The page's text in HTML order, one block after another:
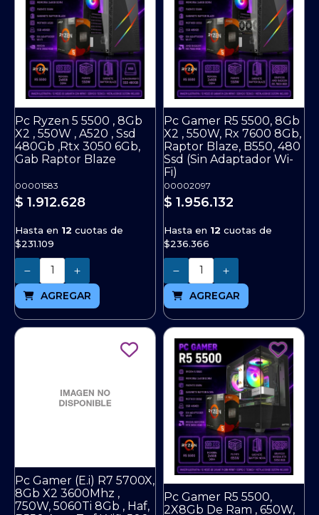
Pc Ryzen 5 5500 , 8Gb
X2 , 550W , A520 , Ssd
480Gb ,Rtx 3050 6Gb,
Gab Raptor Blaze
00001583
$ 1.912.628
Hasta en 12 cuotas de
$231.109
Cantidad
AGREGAR
Pc Gamer R5 5500, 8Gb
X2 , 550W, Rx 7600 8Gb,
Raptor Blaze, B550, 480
Ssd (Sin Adaptador Wi-
Fi)
00002097
$ 1.956.132
Hasta en 12 cuotas de
$236.366
Cantidad
AGREGAR
Pc Gamer (E.i) R7 5700X,
8Gb X2 3600Mhz ,
750W, 5060Ti 8Gb , Haf,
Pc Gamer R5 5500,
2X8Gb De Ram , 650W,